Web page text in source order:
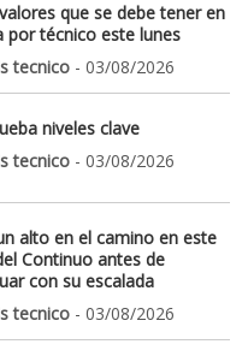
que se debe tener en
por técnico este lunes
tecnico - 03/08/2026
niveles clave
tecnico - 03/08/2026
alto en el camino en este
Continuo antes de
con su escalada
tecnico - 03/08/2026